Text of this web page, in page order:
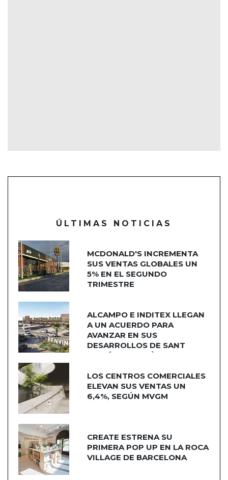
ÚLTIMAS NOTICIAS
MCDONALD'S INCREMENTA
SUS VENTAS GLOBALES UN
5% EN EL SEGUNDO
TRIMESTRE
ALCAMPO E INDITEX LLEGAN
A UN ACUERDO PARA
AVANZAR EN SUS
DESARROLLOS DE SANT
ADRIÁN DE BESÒS
LOS CENTROS COMERCIALES
ELEVAN SUS VENTAS UN
6,4%, SEGÚN MVGM
CREATE ESTRENA SU
PRIMERA POP UP EN LA ROCA
VILLAGE DE BARCELONA